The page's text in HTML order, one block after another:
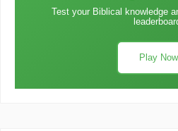
Test your Biblical knowledge
Play Now